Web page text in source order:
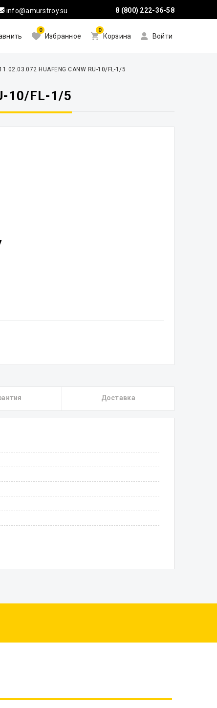
info@amurstroy.su 8 (800) 222-36-58
0
Избранное
0
Корзина Войти
HUAFENG CANW RU-10/FL-1/5
10/FL-1/5
Доставка